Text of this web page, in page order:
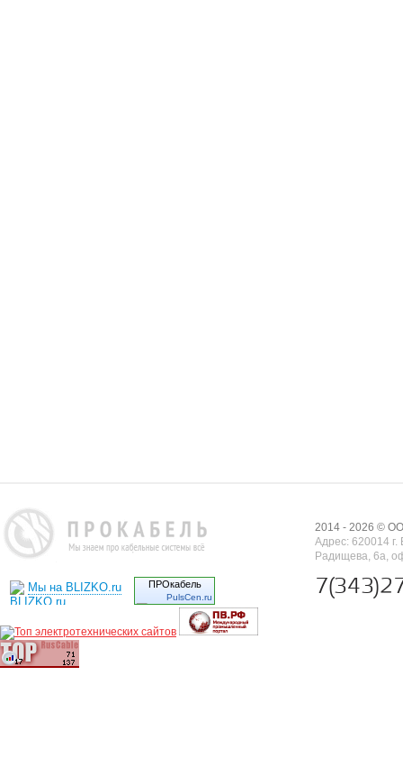
Мы на BLIZKO.ru ПРОкабель
PulsCen.ru
2014 - 2026 ©
Адрес: 620014 г.
Радищева, 6а,